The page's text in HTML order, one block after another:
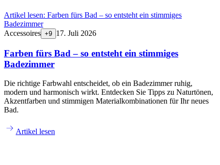
Artikel lesen: Farben fürs Bad – so entsteht ein stimmiges
Badezimmer
Accessoires +9 17. Juli 2026
Farben fürs Bad – so entsteht ein stimmiges
Badezimmer
Die richtige Farbwahl entscheidet, ob ein Badezimmer ruhig,
modern und harmonisch wirkt. Entdecken Sie Tipps zu Naturtönen,
Akzentfarben und stimmigen Materialkombinationen für Ihr neues
Bad.
Artikel lesen